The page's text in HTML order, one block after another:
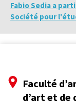
Fabio Sedia a
Société pour
Faculté
d’art et de